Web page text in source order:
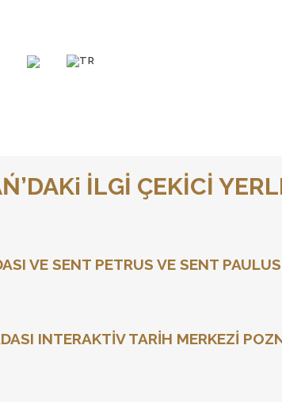
İLGİ ÇEKİCİ
VE SENT PETRUS VE SENT
INTERAKTİV TARİH MERKEZİ